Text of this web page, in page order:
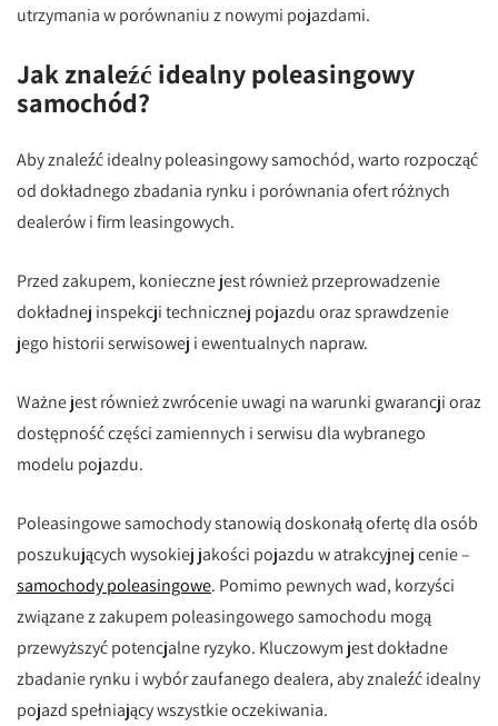
utrzymania w porównaniu z nowymi pojazdami.
Jak znaleźć idealny poleasingowy
samochód?
Aby znaleźć idealny poleasingowy samochód, warto rozpocząć
od dokładnego zbadania rynku i porównania ofert różnych
dealerów i firm leasingowych.
Przed zakupem, konieczne jest również przeprowadzenie
dokładnej inspekcji technicznej pojazdu oraz sprawdzenie
jego historii serwisowej i ewentualnych napraw.
Ważne jest również zwrócenie uwagi na warunki gwarancji oraz
dostępność części zamiennych i serwisu dla wybranego
modelu pojazdu.
Poleasingowe samochody stanowią doskonałą ofertę dla osób
poszukujących wysokiej jakości pojazdu w atrakcyjnej cenie –
samochody poleasingowe. Pomimo pewnych wad, korzyści
związane z zakupem poleasingowego samochodu mogą
przewyższyć potencjalne ryzyko. Kluczowym jest dokładne
zbadanie rynku i wybór zaufanego dealera, aby znaleźć idealny
pojazd spełniający wszystkie oczekiwania.